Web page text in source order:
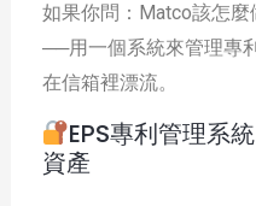
如果你問：Matco該怎
──用一個系統來管理專
在信箱裡漂流。
EPS專利管理系
資產